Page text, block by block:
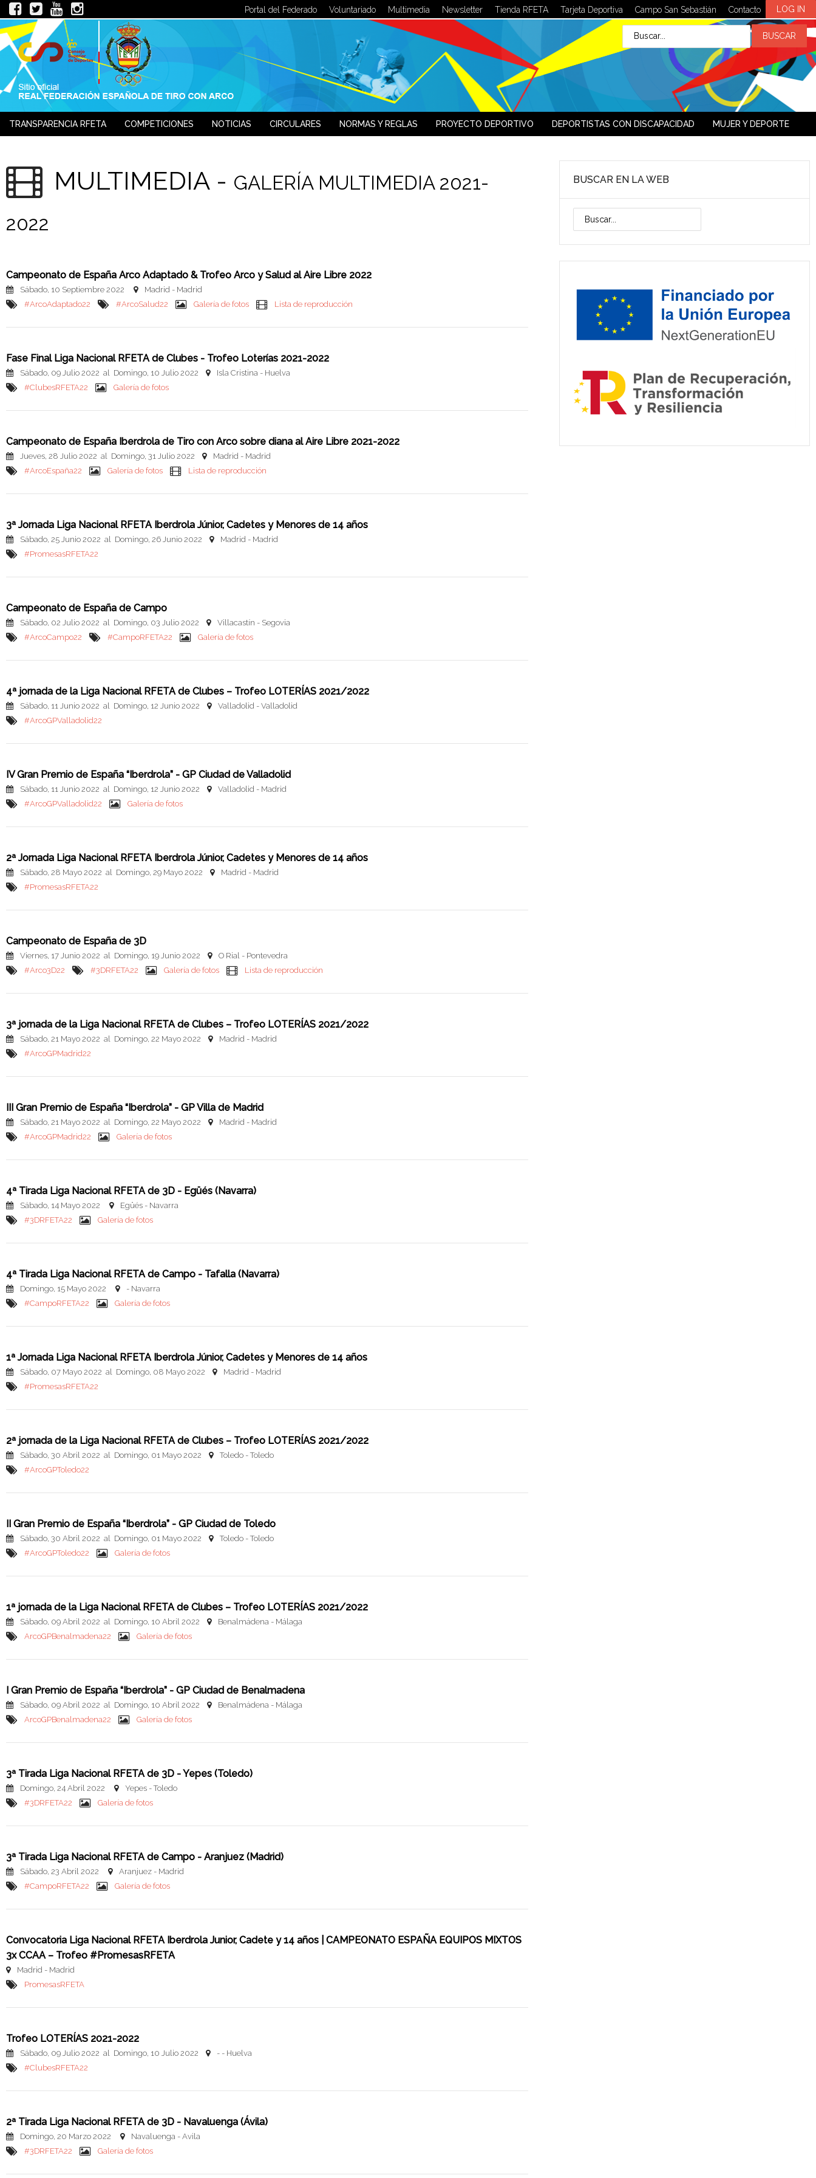
Portal del Federado Voluntariado Multimedia Newsletter Tienda RFETA Tarjeta Deportiva Campo San Sebastián Contacto LOG IN
TRANSPARENCIA RFETA COMPETICIONES NOTICIAS CIRCULARES NORMAS Y REGLAS PROYECTO DEPORTIVO DEPORTISTAS CON DISCAPACIDAD MUJER Y DEPORTE
MULTIMEDIA - GALERÍA MULTIMEDIA 2021-
2022
Campeonato de España Arco Adaptado & Trofeo Arco y Salud al Aire Libre 2022
Sábado, 10 Septiembre 2022
Madrid - Madrid
#ArcoAdaptado22
#ArcoSalud22 Galería de fotos Lista de reproducción
Fase Final Liga Nacional RFETA de Clubes - Trofeo Loterías 2021-2022
Sábado, 09 Julio 2022 al Domingo, 10 Julio 2022
Isla Cristina - Huelva
#ClubesRFETA22
Galería de fotos
Campeonato de España Iberdrola de Tiro con Arco sobre diana al Aire Libre 2021-2022
Jueves, 28 Julio 2022 al Domingo, 31 Julio 2022
Madrid - Madrid
#ArcoEspaña22
Galería de fotos Lista de reproducción
3ª Jornada Liga Nacional RFETA Iberdrola Júnior, Cadetes y Menores de 14 años
Sábado, 25 Junio 2022 al Domingo, 26 Junio 2022
Madrid - Madrid
#PromesasRFETA22
Campeonato de España de Campo
Sábado, 02 Julio 2022 al Domingo, 03 Julio 2022
Villacastín - Segovia
#ArcoCampo22
#CampoRFETA22 Galería de fotos
4ª jornada de la Liga Nacional RFETA de Clubes – Trofeo LOTERÍAS 2021/2022
Sábado, 11 Junio 2022 al Domingo, 12 Junio 2022
Valladolid - Valladolid
#ArcoGPValladolid22
IV Gran Premio de España “Iberdrola” - GP Ciudad de Valladolid
Sábado, 11 Junio 2022 al Domingo, 12 Junio 2022
Valladolid - Madrid
#ArcoGPValladolid22
Galería de fotos
2ª Jornada Liga Nacional RFETA Iberdrola Júnior, Cadetes y Menores de 14 años
Sábado, 28 Mayo 2022 al Domingo, 29 Mayo 2022
Madrid - Madrid
#PromesasRFETA22
Campeonato de España de 3D
Viernes, 17 Junio 2022 al Domingo, 19 Junio 2022
O Rial - Pontevedra
#Arco3D22
#3DRFETA22 Galería de fotos Lista de reproducción
3ª jornada de la Liga Nacional RFETA de Clubes – Trofeo LOTERÍAS 2021/2022
Sábado, 21 Mayo 2022 al Domingo, 22 Mayo 2022
Madrid - Madrid
#ArcoGPMadrid22
III Gran Premio de España “Iberdrola” - GP Villa de Madrid
Sábado, 21 Mayo 2022 al Domingo, 22 Mayo 2022
Madrid - Madrid
#ArcoGPMadrid22
Galería de fotos
4ª Tirada Liga Nacional RFETA de 3D - Egüés (Navarra)
Sábado, 14 Mayo 2022
Egüés - Navarra
#3DRFETA22
Galería de fotos
4ª Tirada Liga Nacional RFETA de Campo - Tafalla (Navarra)
Domingo, 15 Mayo 2022
- Navarra
#CampoRFETA22
Galería de fotos
1ª Jornada Liga Nacional RFETA Iberdrola Júnior, Cadetes y Menores de 14 años
Sábado, 07 Mayo 2022 al Domingo, 08 Mayo 2022
Madrid - Madrid
#PromesasRFETA22
2ª jornada de la Liga Nacional RFETA de Clubes – Trofeo LOTERÍAS 2021/2022
Sábado, 30 Abril 2022 al Domingo, 01 Mayo 2022
Toledo - Toledo
#ArcoGPToledo22
II Gran Premio de España “Iberdrola” - GP Ciudad de Toledo
Sábado, 30 Abril 2022 al Domingo, 01 Mayo 2022
Toledo - Toledo
#ArcoGPToledo22
Galería de fotos
1ª jornada de la Liga Nacional RFETA de Clubes – Trofeo LOTERÍAS 2021/2022
Sábado, 09 Abril 2022 al Domingo, 10 Abril 2022
Benalmádena - Málaga
ArcoGPBenalmadena22
Galería de fotos
I Gran Premio de España “Iberdrola” - GP Ciudad de Benalmadena
Sábado, 09 Abril 2022 al Domingo, 10 Abril 2022
Benalmádena - Málaga
ArcoGPBenalmadena22
Galería de fotos
3ª Tirada Liga Nacional RFETA de 3D - Yepes (Toledo)
Domingo, 24 Abril 2022
Yepes - Toledo
#3DRFETA22
Galería de fotos
3ª Tirada Liga Nacional RFETA de Campo - Aranjuez (Madrid)
Sábado, 23 Abril 2022
Aranjuez - Madrid
#CampoRFETA22
Galería de fotos
Convocatoria Liga Nacional RFETA Iberdrola Junior, Cadete y 14 años | CAMPEONATO ESPAÑA EQUIPOS MIXTOS
3x CCAA – Trofeo #PromesasRFETA
Madrid - Madrid
PromesasRFETA
Trofeo LOTERÍAS 2021-2022
Sábado, 09 Julio 2022 al Domingo, 10 Julio 2022
- - Huelva
#ClubesRFETA22
2ª Tirada Liga Nacional RFETA de 3D - Navaluenga (Ávila)
Domingo, 20 Marzo 2022
Navaluenga - Avila
#3DRFETA22
Galería de fotos
BUSCAR EN LA WEB
LOG INORSIGN UP
Usuario
Contraseña
¿Recordar usuario?